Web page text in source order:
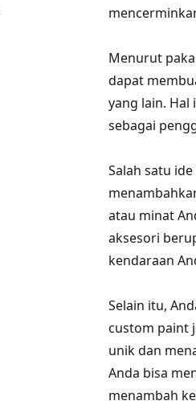
Menurut
dapat
yang lain. Hal
sebagai
Salah satu
atau minat
aksesori
kendaraan
Selain itu,
custom paint
unik dan
Anda bisa
menambah